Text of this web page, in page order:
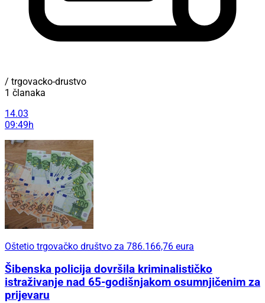
/ trgovacko-drustvo
1 članaka
14.03
09:49h
Oštetio trgovačko društvo za 786.166,76 eura
Šibenska policija dovršila kriminalističko
istraživanje nad 65-godišnjakom osumnjičenim za
prijevaru